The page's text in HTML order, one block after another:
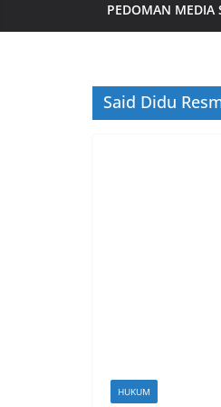
PEDOMAN MEDIA
Said Didu
HUKUM